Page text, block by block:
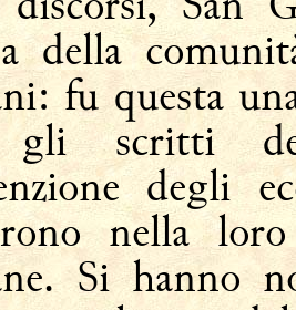
della
fu questa
scritti del
degli
nella
Si hanno